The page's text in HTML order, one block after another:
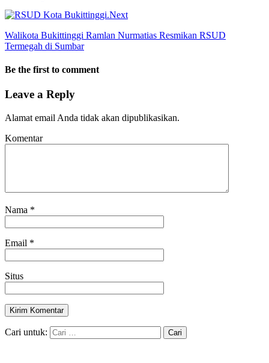
Next
Walikota Bukittinggi Ramlan Nurmatias Resmikan RSUD
Termegah di Sumbar
Be the first to comment
Leave a Reply
Alamat email Anda tidak akan dipublikasikan.
Komentar
Nama *
Email *
Situs
Cari untuk: